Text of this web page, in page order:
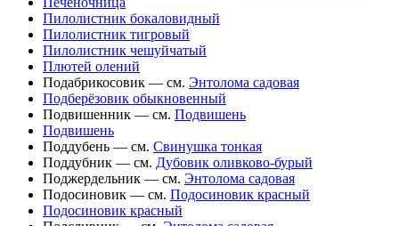
Пилолистник бокаловидный
Пилолистник тигровый
Пилолистник чешуйчатый
Плютей олений
Подабрикосовик — см. Энтолома садовая
Подберёзовик обыкновенный
Подвишенник — см. Подвишень
Подвишень
Поддубень — см. Свинушка тонкая
Поддубник — см. Дубовик оливково-бурый
Поджердельник — см. Энтолома садовая
Подосиновик — см. Подосиновик красный
Подосиновик красный